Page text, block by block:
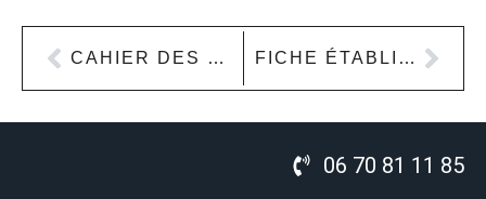
CAHIER DES CHARGES SITE INTERNET : GUIDE COMPLET + EXEMPLE FICHE ÉTABLISSEMENT GOOGLE BUSINESS PROFILE : FACTEURS DE CLASSEMENT 2026
06 70 81 11 85